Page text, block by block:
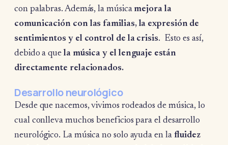
con palabras. Además, la música mejora la
comunicación con las familias, la expresión de
sentimientos y el control de la crisis. Esto es así,
debido a que la música y el lenguaje están
directamente relacionados.
Desarrollo neurológico
Desde que nacemos, vivimos rodeados de música, lo
cual conlleva muchos beneficios para el desarrollo
neurológico. La música no solo ayuda en la fluidez